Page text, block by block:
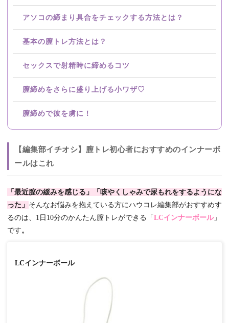
アソコの締まり具合をチェックする方法とは？
基本の膣トレ方法とは？
セックスで射精時に締めるコツ
膣締めをさらに盛り上げる小ワザ♡
膣締めで彼を虜に！
【編集部イチオシ】膣トレ初心者におすすめのインナーボ
ールはこれ
「最近膣の緩みを感じる」「咳やくしゃみで尿もれをするようにな
った」 そんなお悩みを抱えている方にハウコレ編集部がおすすめす
るのは、1日10分のかんたん膣トレができる
「 LCインナーボール」
です。
LCインナーボール